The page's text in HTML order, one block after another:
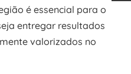
é essencial para o
entregar resultados
valorizados no